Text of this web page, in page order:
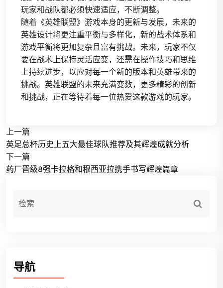
玩家和战队都必须快速适应，不断调整。
随着《英雄联盟》游戏本身的更新与发展，未来的
英雄设计将更注重平衡与多样化，新的战术体系和
游戏平衡将更加复杂且富有挑战。未来，玩家不仅
要在战术上保持灵活应变，还需在操作技巧和思维
上持续进步，以应对每一个新的版本和英雄带来的
挑战。英雄联盟的未来充满变数，更多精彩的创新
和挑战，正在等待着每一位热爱这款游戏的玩家。
上一篇
英足总杯历史上五大最佳球队推荐及其辉煌成就分析
下一篇
药厂晋级8强卡拉格和穆西亚拉携手书写辉煌篇章
导航